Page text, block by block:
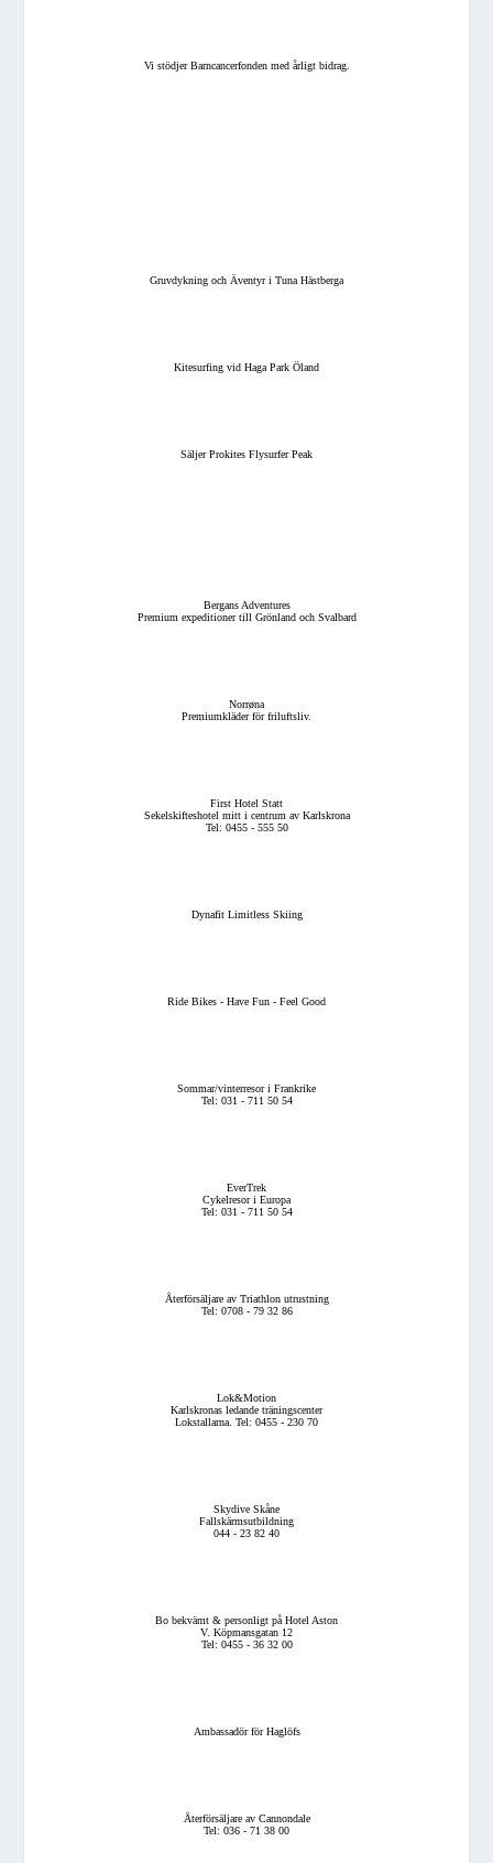
Vi stödjer Barncancerfonden med årligt bidrag.
Gruvdykning och Äventyr i Tuna Hästberga
Kitesurfing vid Haga Park Öland
Säljer Prokites Flysurfer Peak
Bergans Adventures
Premium expeditioner till Grönland och Svalbard
Norrøna
Premiumkläder för friluftsliv.
First Hotel Statt
Sekelskifteshotel mitt i centrum av Karlskrona
Tel: 0455 - 555 50
Dynafit Limitless Skiing
Ride Bikes - Have Fun - Feel Good
Sommar/vinterresor i Frankrike
Tel: 031 - 711 50 54
EverTrek
Cykelresor i Europa
Tel: 031 - 711 50 54
Återförsäljare av Triathlon utrustning
Tel: 0708 - 79 32 86
Lok&Motion
Karlskronas ledande träningscenter
Lokstallarna. Tel: 0455 - 230 70
Skydive Skåne
Fallskärmsutbildning
044 - 23 82 40
Bo bekvämt & personligt på Hotel Aston
V. Köpmansgatan 12
Tel: 0455 - 36 32 00
Ambassadör för Haglöfs
Återförsäljare av Cannondale
Tel: 036 - 71 38 00